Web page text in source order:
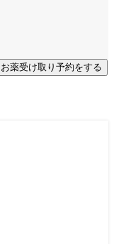
お薬受け取り予約をする